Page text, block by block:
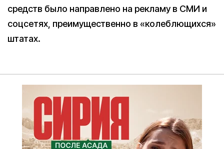
средств было направлено на рекламу в СМИ и
соцсетях, преимущественно в «колеблющихся»
штатах.